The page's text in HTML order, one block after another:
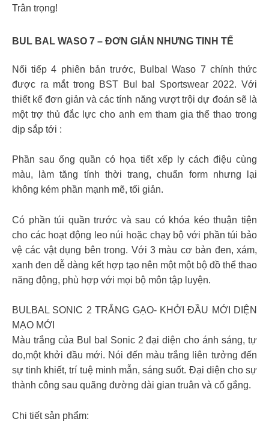
Trân trọng!
BUL BAL WASO 7 – ĐƠN GIẢN NHƯNG TINH TẾ
Nối tiếp 4 phiên bản trước, Bulbal Waso 7 chính thức
được ra mắt trong BST Bul bal Sportswear 2022. Với
thiết kế đơn giản và các tính năng vượt trội dự đoán sẽ là
một trợ thủ đắc lực cho anh em tham gia thể thao trong
dịp sắp tới :
Phần sau ống quần có họa tiết xếp ly cách điệu cùng
màu, làm tăng tính thời trang, chuẩn form nhưng lại
không kém phần mạnh mẽ, tối giản.
Có phần túi quần trước và sau có khóa kéo thuận tiện
cho các hoạt động leo núi hoặc chạy bộ với phần túi bảo
vệ các vật dụng bên trong. Với 3 màu cơ bản đen, xám,
xanh đen dễ dàng kết hợp tạo nên một một bộ đồ thể thao
năng động, phù hợp với mọi bộ môn tập luyện.
BULBAL SONIC 2 TRẮNG GẠO- KHỞI ĐẦU MỚI DIỆN
MẠO MỚI
Màu trắng của Bul bal Sonic 2 đại diện cho ánh sáng, tự
do,một khởi đầu mới. Nói đến màu trắng liên tưởng đến
sự tinh khiết, trí tuệ minh mẫn, sáng suốt. Đại diện cho sự
thành công sau quãng đường dài gian truân và cố gắng.
Chi tiết sản phẩm: